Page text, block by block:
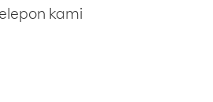
kami